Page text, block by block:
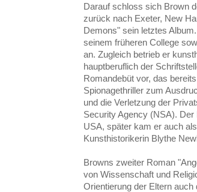
Darauf schloss sich Brown
zurück nach Exeter, New
Demons" sein letztes
seinem früheren College
an. Zugleich betrieb er
hauptberuflich der
Romandebüt vor, das
Spionagethriller zum
und die Verletzung der
Security Agency (NSA).
USA, später kam er auch
Kunsthistorikerin Blythe
Browns zweiter Roman
von Wissenschaft und
Orientierung der Eltern